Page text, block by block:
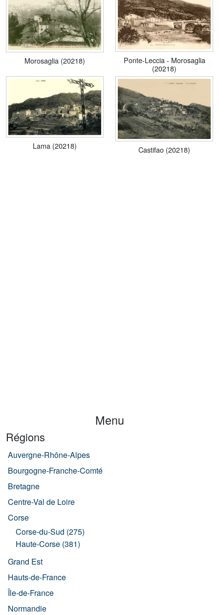
Morosaglia (20218)
Ponte-Leccia - Morosaglia
(20218)
Lama (20218) Castifao (20218)
Menu
Régions
Auvergne-Rhône-Alpes
Bourgogne-Franche-Comté
Bretagne
Centre-Val de Loire
Corse
Corse-du-Sud (275)
Haute-Corse (381)
Grand Est
Hauts-de-France
Île-de-France
Normandie